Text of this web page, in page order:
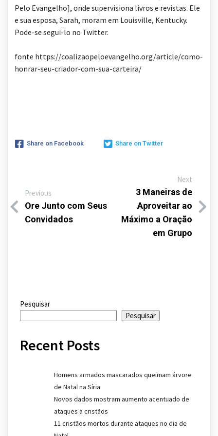
Pelo Evangelho], onde supervisiona livros e revistas. Ele
e sua esposa, Sarah, moram em Louisville, Kentucky.
Pode-se segui-lo no Twitter.
fonte https://coalizaopeloevangelho.org/article/como-
honrar-seu-criador-com-sua-carteira/
Share on Facebook Share on Twitter
Previous
Ore Junto com Seus
Convidados
Next
3 Maneiras de
Aproveitar ao
Máximo a Oração
em Grupo
Pesquisar
Pesquisar
Recent Posts
Homens armados mascarados queimam árvore
de Natal na Síria
Novos dados mostram aumento acentuado de
ataques a cristãos
11 cristãos mortos durante ataques no dia de